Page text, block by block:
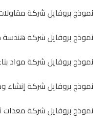
نموذج بروفايل شركة
نموذج بروفايل شركة هندسة
نموذج بروفايل شركة مواد
نموذج بروفايل شركة إنشاء
نموذج بروفايل شركة معدات